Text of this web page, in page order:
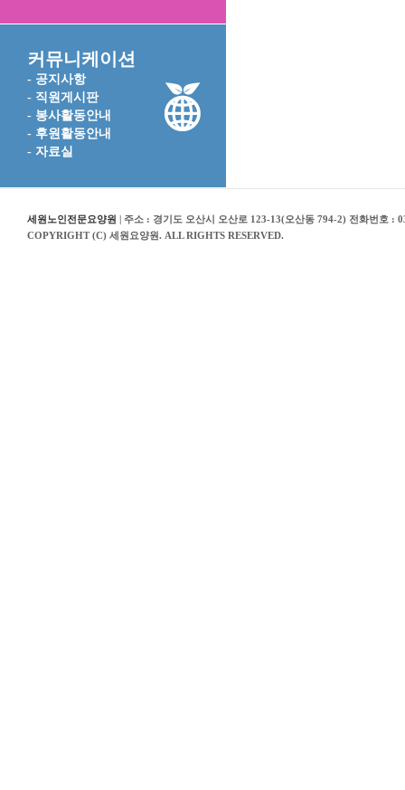
커뮤니케이션
- 공지사항
- 직원게시판
- 봉사활동안내
- 후원활동안내
- 자료실
세원노인전문요양원 | 주소 : 경기도 오산시 오산로 123-13(오산동 794-2) 전화번호 :
COPYRIGHT (C) 세원요양원. ALL RIGHTS RESERVED.